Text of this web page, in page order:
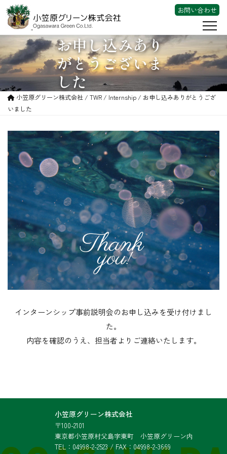
お問い合わせ
会社案内
事業内容
東京宝島チャレンジプロジェクト
TWR
動画
採用情報
お申し込みあり
がとうございま
した
小笠原グリーン株式会社 / TWR / Internship / お申し込みありがとうござ
いました
インターンシップ事前説明会のお申し込みを受け付けまし
た。
内容を確認のうえ、担当者よりご連絡いたします。
小笠原グリーン株式会社
〒100-2101
東京都小笠原村父島字東町 小笠原グリーン内
TEL：04998-2-2523 / FAX：04998-2-3669